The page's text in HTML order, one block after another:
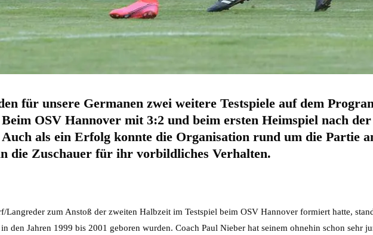
für unsere Germanen zwei weitere Testspiele auf dem
OSV Hannover mit 3:2 und beim ersten Heimspiel nach
als ein Erfolg konnte die Organisation rund um die Partie
die Zuschauer für ihr vorbildliches Verhalten.
Langreder zum Anstoß der zweiten Halbzeit im Testspiel beim OSV Hannover formiert hatte,
den Jahren 1999 bis 2001 geboren wurden. Coach Paul Nieber hat seinem ohnehin schon sehr